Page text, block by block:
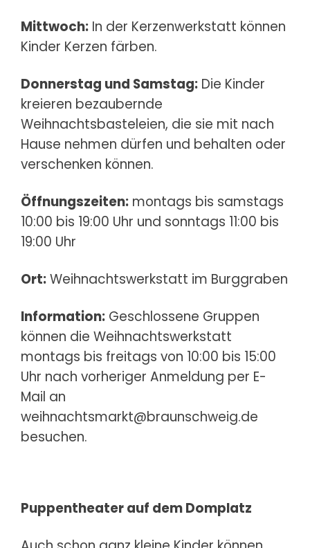
Mittwoch: In der Kerzenwerkstatt können
Kinder Kerzen färben.
Donnerstag und Samstag: Die Kinder
kreieren bezaubernde
Weihnachtsbasteleien, die sie mit nach
Hause nehmen dürfen und behalten oder
verschenken können.
Öffnungszeiten: montags bis samstags
10:00 bis 19:00 Uhr und sonntags 11:00 bis
19:00 Uhr
Ort:Weihnachtswerkstatt im Burggraben
Information: Geschlossene Gruppen
können die Weihnachtswerkstatt
montags bis freitags von 10:00 bis 15:00
Uhr nach vorheriger Anmeldung per E-
Mail an
weihnachtsmarkt@braunschweig.de
besuchen.
Puppentheater auf dem Domplatz